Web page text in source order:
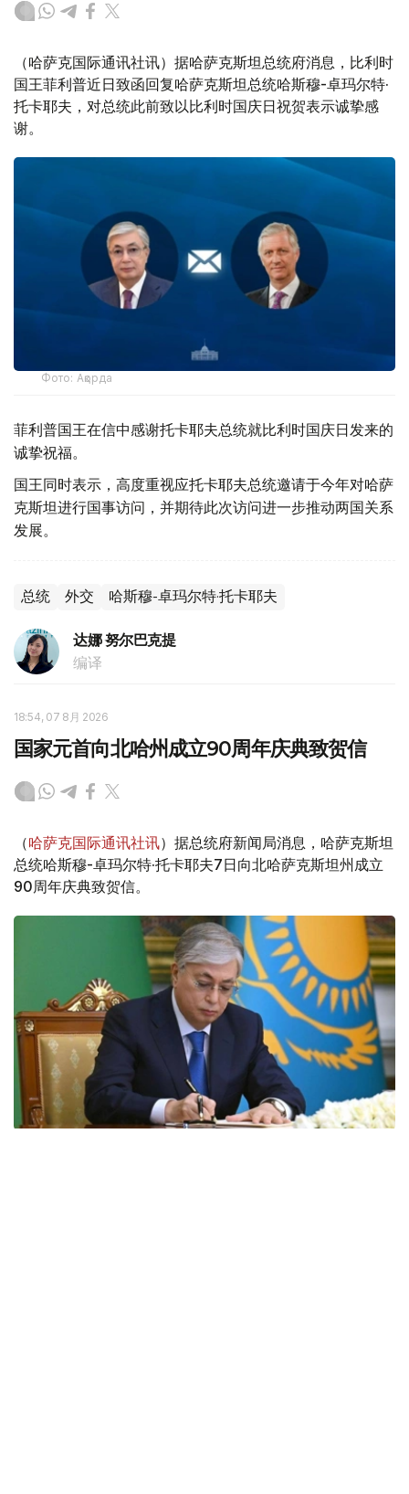
（哈萨克国际通讯社讯）据哈萨克斯坦总统府消息，比利时
国王菲利普近日致函回复哈萨克斯坦总统哈斯穆-卓玛尔特·
托卡耶夫，对总统此前致以比利时国庆日祝贺表示诚挚感
谢。
Фото: Ақорда
菲利普国王在信中感谢托卡耶夫总统就比利时国庆日发来的
诚挚祝福。
国王同时表示，高度重视应托卡耶夫总统邀请于今年对哈萨
克斯坦进行国事访问，并期待此次访问进一步推动两国关系
发展。
总统 外交 哈斯穆-卓玛尔特·托卡耶夫
达娜 努尔巴克提
编译
18:54, 07 8月 2026
国家元首向北哈州成立90周年庆典致贺信
（哈萨克国际通讯社讯）据总统府新闻局消息，哈萨克斯坦
总统哈斯穆-卓玛尔特·托卡耶夫7日向北哈萨克斯坦州成立
90周年庆典致贺信。